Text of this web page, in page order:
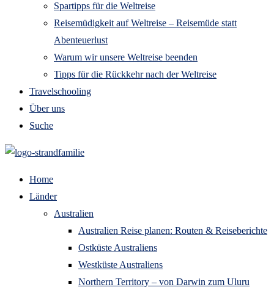
Spartipps für die Weltreise
Reisemüdigkeit auf Weltreise – Reisemüde statt
Abenteuerlust
Warum wir unsere Weltreise beenden
Tipps für die Rückkehr nach der Weltreise
Travelschooling
Über uns
Suche
Home
Länder
Australien
Australien Reise planen: Routen & Reiseberichte
Ostküste Australiens
Westküste Australiens
Northern Territory – von Darwin zum Uluru